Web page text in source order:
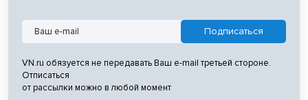
VN.ru обязуется не передавать Ваш e-mail третьей стороне.
Отписаться
от рассылки можно в любой момент